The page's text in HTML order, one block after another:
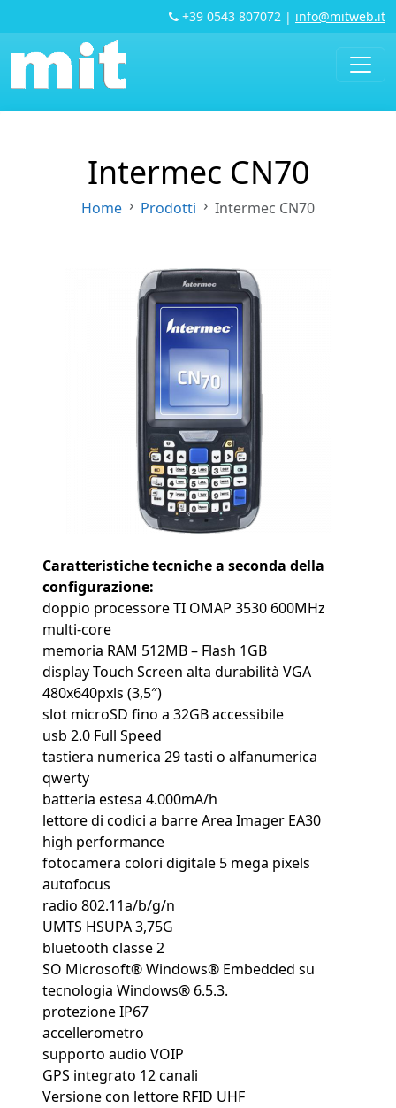
+39 0543 807072 | info@mitweb.it
Intermec CN70
Home Prodotti Intermec CN70
Caratteristiche tecniche a seconda della
configurazione:
doppio processore TI OMAP 3530 600MHz
multi-core
memoria RAM 512MB – Flash 1GB
display Touch Screen alta durabilità VGA
480x640pxls (3,5″)
slot microSD fino a 32GB accessibile
usb 2.0 Full Speed
tastiera numerica 29 tasti o alfanumerica
qwerty
batteria estesa 4.000mA/h
lettore di codici a barre Area Imager EA30
high performance
fotocamera colori digitale 5 mega pixels
autofocus
radio 802.11a/b/g/n
UMTS HSUPA 3,75G
bluetooth classe 2
SO Microsoft® Windows® Embedded su
tecnologia Windows® 6.5.3.
protezione IP67
accellerometro
supporto audio VOIP
GPS integrato 12 canali
Versione con lettore RFID UHF